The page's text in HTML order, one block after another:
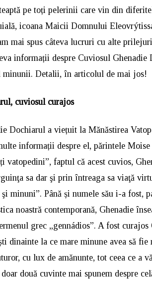
pe toți pelerinii care vin din
icoana Maicii Domnului
mai spus câteva lucruri cu alte
informații despre Cuviosul Ghenadie
minunii. Detalii, în articolul de mai jos!
cuviosul curajos
Dochiarul a viețuit la Mănăstirea
informații despre el, părintele
vatopedini”, faptul că acest cuvios,
sa dar şi prin întreaga sa viaţă
minuni”. Până și numele său i-a fost,
noastră contemporană, Ghenadie
grec „gennádios”. A fost curajos
dinainte la ce mare minune avea să
cu lux de amănunte, tot ceea ce a
două cuvinte mai spunem despre